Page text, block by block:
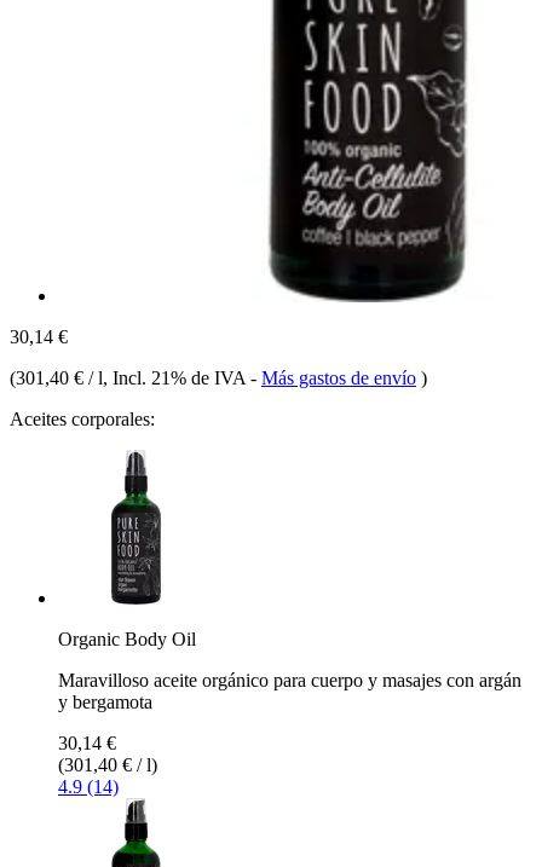
30,14 €
(301,40 € / l, Incl. 21% de IVA - Más gastos de envío )
Aceites corporales:
Organic Body Oil
Maravilloso aceite orgánico para cuerpo y masajes con argán
y bergamota
30,14 €
(301,40 € / l)
4.9 (14)